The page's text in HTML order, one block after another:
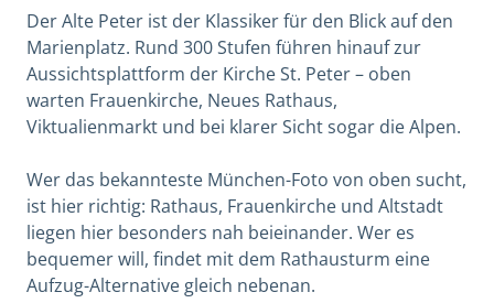
Der Alte Peter ist der Klassiker für den Blick auf den
Marienplatz. Rund 300 Stufen führen hinauf zur
Aussichtsplattform der Kirche St. Peter – oben
warten Frauenkirche, Neues Rathaus,
Viktualienmarkt und bei klarer Sicht sogar die Alpen.
Wer das bekannteste München-Foto von oben sucht,
ist hier richtig: Rathaus, Frauenkirche und Altstadt
liegen hier besonders nah beieinander. Wer es
bequemer will, findet mit dem Rathausturm eine
Aufzug-Alternative gleich nebenan.